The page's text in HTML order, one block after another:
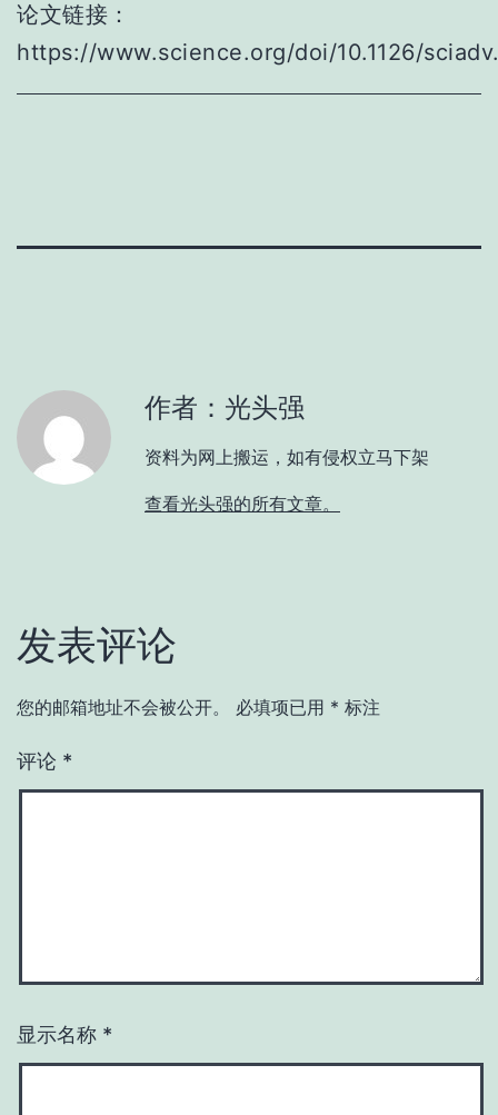
论文链接：
https://www.science.org/doi/10.1126/
作者：光头强
资料为网上搬运，如有侵权立马下架
查看光头强的所有文章。
发表评论
您的邮箱地址不会被公开。 必填项已用 * 标注
评论 *
显示名称 *